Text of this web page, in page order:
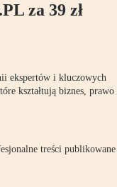
za 39 zł
ekspertów i kluczowych
kształtują biznes, prawo
treści publikowane